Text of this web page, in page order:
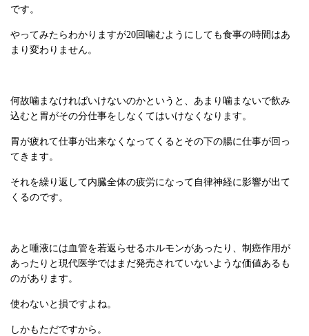
です。
やってみたらわかりますが20回噛むようにしても食事の時間はあ
まり変わりません。
何故噛まなければいけないのかというと、あまり噛まないで飲み
込むと胃がその分仕事をしなくてはいけなくなります。
胃が疲れて仕事が出来なくなってくるとその下の腸に仕事が回っ
てきます。
それを繰り返して内臓全体の疲労になって自律神経に影響が出て
くるのです。
あと唾液には血管を若返らせるホルモンがあったり、制癌作用が
あったりと現代医学ではまだ発売されていないような価値あるも
のがあります。
使わないと損ですよね。
しかもただですから。